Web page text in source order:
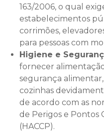
163/2006, o qual
estabelecimentos
corrimões,
para pessoas com
Higiene e
fornecer
segurança
cozinhas
de acordo com as
de Perigos e Pontos
(HACCP).